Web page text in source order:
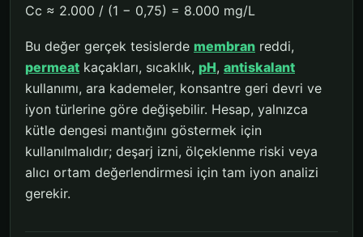
Cc ≈ 2.000 / (1 − 0,75) = 8.000 mg/L
Bu değer gerçek tesislerde membran reddi,
permeat kaçakları, sıcaklık, pH, antiskalant
kullanımı, ara kademeler, konsantre geri devri ve
iyon türlerine göre değişebilir. Hesap, yalnızca
kütle dengesi mantığını göstermek için
kullanılmalıdır; deşarj izni, ölçeklenme riski veya
alıcı ortam değerlendirmesi için tam iyon analizi
gerekir.